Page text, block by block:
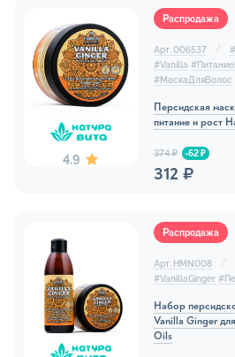
4.9
Распродажа
Арт. 006537 #
#Vanilla #
#МаскаДляВолос
Персидская
питание и рост
374 ₽ -62 ₽
312 ₽
Распродажа
Арт. HMN008
#VanillaGinger #
Набор
Vanilla Ginger
Oils